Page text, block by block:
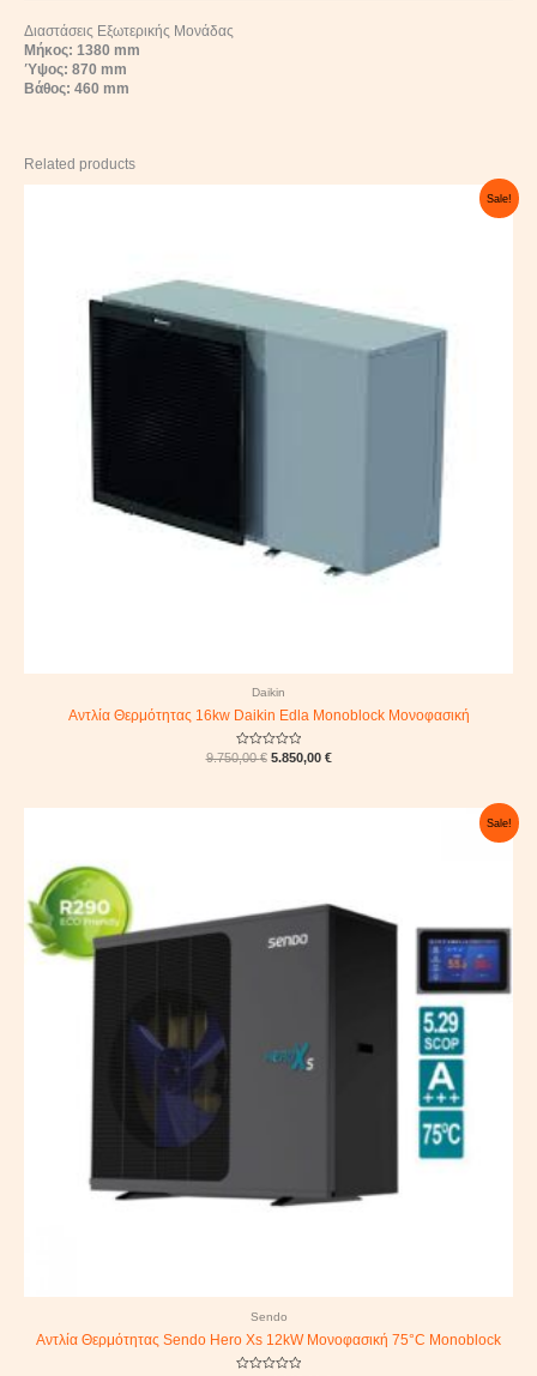
Διαστάσεις Εξωτερικής Μονάδας
Μήκος: 1380 mm
Ύψος: 870 mm
Βάθος: 460 mm
Related products
Sale!
Daikin
Αντλία Θερμότητας 16kw Daikin Edla Monoblock Μονοφασική
Rated
0
9.750,00€ 5.850,00 €
Sale!
Sendo
Αντλία Θερμότητας Sendo Hero Xs 12kW Μονοφασική 75°C Monoblock